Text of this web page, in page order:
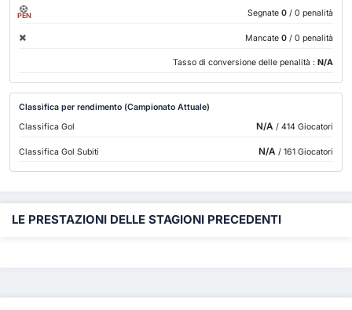
PEN Segnate 0 / 0 penalità
Mancate 0 / 0 penalità
Tasso di conversione delle penalità : N/A
Classifica per rendimento (Campionato Attuale)
Classifica Gol
N/A / 414 Giocatori
Classifica Gol Subiti N/A / 161 Giocatori
LE PRESTAZIONI DELLE STAGIONI PRECEDENTI